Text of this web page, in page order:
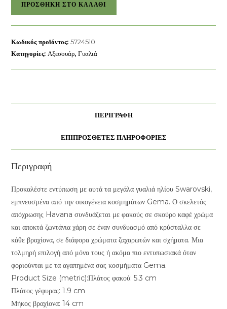
onesize
swarovski
ποσότητα
ΠΡΟΣΘΉΚΗ ΣΤΟ ΚΑΛΆΘΙ
Κωδικός προϊόντος:5724510
Κατηγορίες: Αξεσουάρ,Γυαλιά
ΠΕΡΙΓΡΑΦΉ
ΕΠΙΠΡΌΣΘΕΤΕΣ ΠΛΗΡΟΦΟΡΊΕΣ
Περιγραφή
Προκαλέστε εντύπωση με αυτά τα μεγάλα γυαλιά ηλίου Swarovski,
εμπνευσμένα από την οικογένεια κοσμημάτων Gema. Ο σκελετός
απόχρωσης Havana συνδυάζεται με φακούς σε σκούρο καφέ χρώμα
και αποκτά ζωντάνια χάρη σε έναν συνδυασμό από κρύσταλλα σε
κάθε βραχίονα, σε διάφορα χρώματα ζαχαρωτών και σχήματα. Μια
τολμηρή επιλογή από μόνα τους ή ακόμα πιο εντυπωσιακά όταν
φοριούνται με τα αγαπημένα σας κοσμήματα Gema.
Product Size (metric):Πλάτος φακού: 5.3 cm
Πλάτος γέφυρας: 1.9 cm
Μήκος βραχίονα: 14 cm